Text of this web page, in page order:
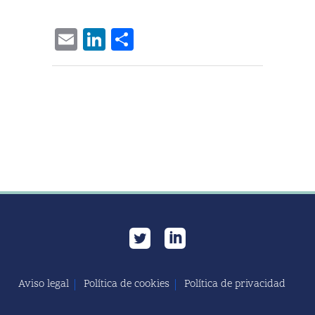
EmailLinkedIn
Aviso legal Política de cookies Política de privacidad